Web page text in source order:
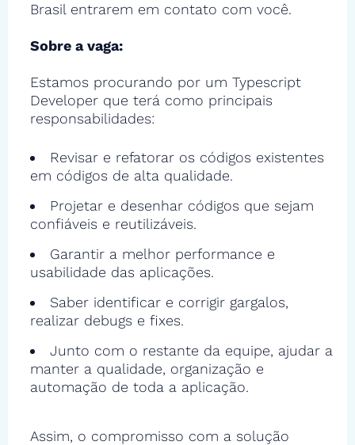
Brasil entrarem em contato com você.
Sobre a vaga:
Estamos procurando por um Typescript
Developer que terá como principais
responsabilidades:
Revisar e refatorar os códigos existentes
em códigos de alta qualidade.
Projetar e desenhar códigos que sejam
confiáveis e reutilizáveis.
Garantir a melhor performance e
usabilidade das aplicações.
Saber identificar e corrigir gargalos,
realizar debugs e fixes.
Junto com o restante da equipe, ajudar a
manter a qualidade, organização e
automação de toda a aplicação.
Assim, o compromisso com a solução